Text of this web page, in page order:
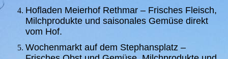
Hofladen Meierhof Rethmar – Frisches Fleisch,
Milchprodukte und saisonales Gemüse direkt
vom Hof.
Wochenmarkt auf dem Stephansplatz –